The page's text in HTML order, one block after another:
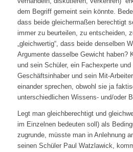
dem Begriff gemeint sein könnte.
dass beide gleichermaßen berechtigt
immer zu beurteilen, zu entscheiden,
„gleichwertig“, dass beide denselben
Argumente dasselbe Gewicht haben?
und sein Schüler, ein Fachexperte
Geschäftsinhaber und sein Mit-
einander sprechen, obwohl sie ja
unterschiedlichen Wissens- und/oder
Legt man gleichberechtigt und
im Einzelnen bedeuten soll) als
zugrunde, müsste man in Anlehnung
seinen Schüler Paul Watzlawick,